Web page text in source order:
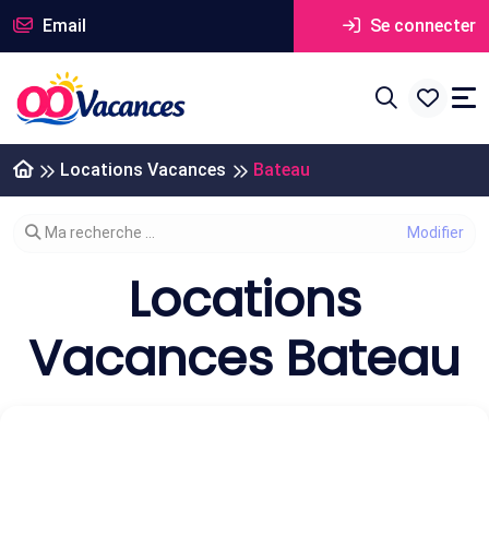
Email Se connecter
Locations Vacances Bateau
Modifier votre recherche
Ma recherche ...
Locations
Vacances Bateau